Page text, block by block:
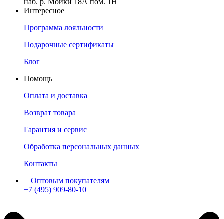
Интересное
Программа лояльности
Подарочные сертификаты
Блог
Помощь
Оплата и доставка
Возврат товара
Гарантия и сервис
Обработка персональных данных
Контакты
Оптовым покупателям
+7 (495) 909-80-10